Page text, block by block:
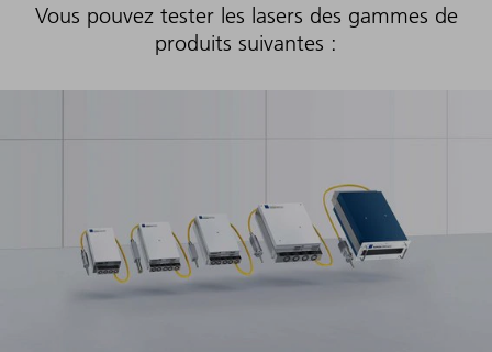
Vous pouvez tester les lasers des gammes de
produits suivantes :